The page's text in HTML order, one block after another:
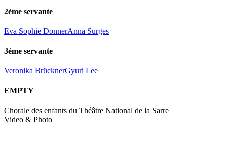
2ème servante
Eva Sophie DonnerAnna Surges
3ème servante
Veronika BrücknerGyuri Lee
EMPTY
Chorale des enfants du Théâtre National de la Sarre
Video & Photo